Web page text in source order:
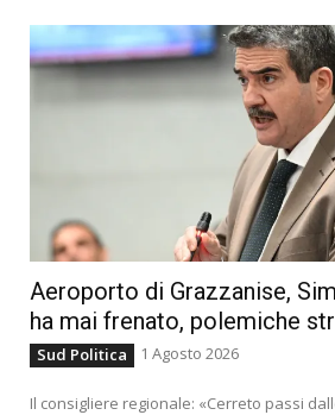
Aeroporto di Grazzanise,
ha mai frenato, polemiche
Sud Politica 1 Agosto 2026
Il consigliere regionale: «Cerreto passi